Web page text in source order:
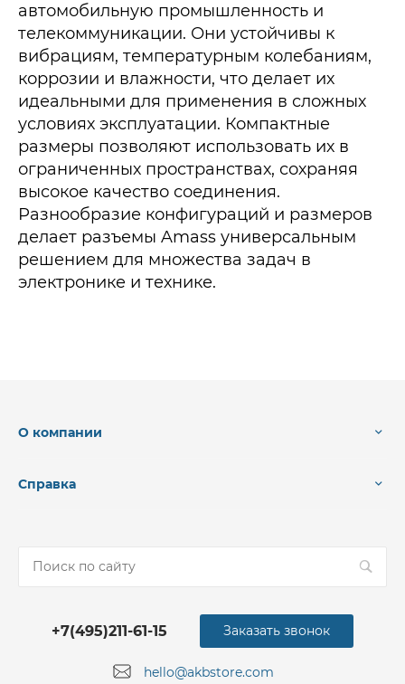
автомобильную промышленность и
телекоммуникации. Они устойчивы к
вибрациям, температурным колебаниям,
коррозии и влажности, что делает их
идеальными для применения в сложных
условиях эксплуатации. Компактные
размеры позволяют использовать их в
ограниченных пространствах, сохраняя
высокое качество соединения.
Разнообразие конфигураций и размеров
делает разъемы Amass универсальным
решением для множества задач в
электронике и технике.
О компании
Справка
+7(495)211-61-15
hello@akbstore.com
Заказать звонок